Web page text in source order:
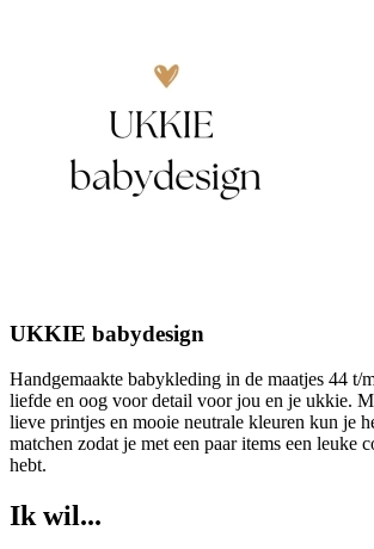
UKKIE babydesign
Handgemaakte babykleding in de maatjes 44 t/
liefde en oog voor detail voor jou en je ukkie.
lieve printjes en mooie neutrale kleuren kun je
matchen zodat je met een paar items een leuke
hebt.
Ik wil...